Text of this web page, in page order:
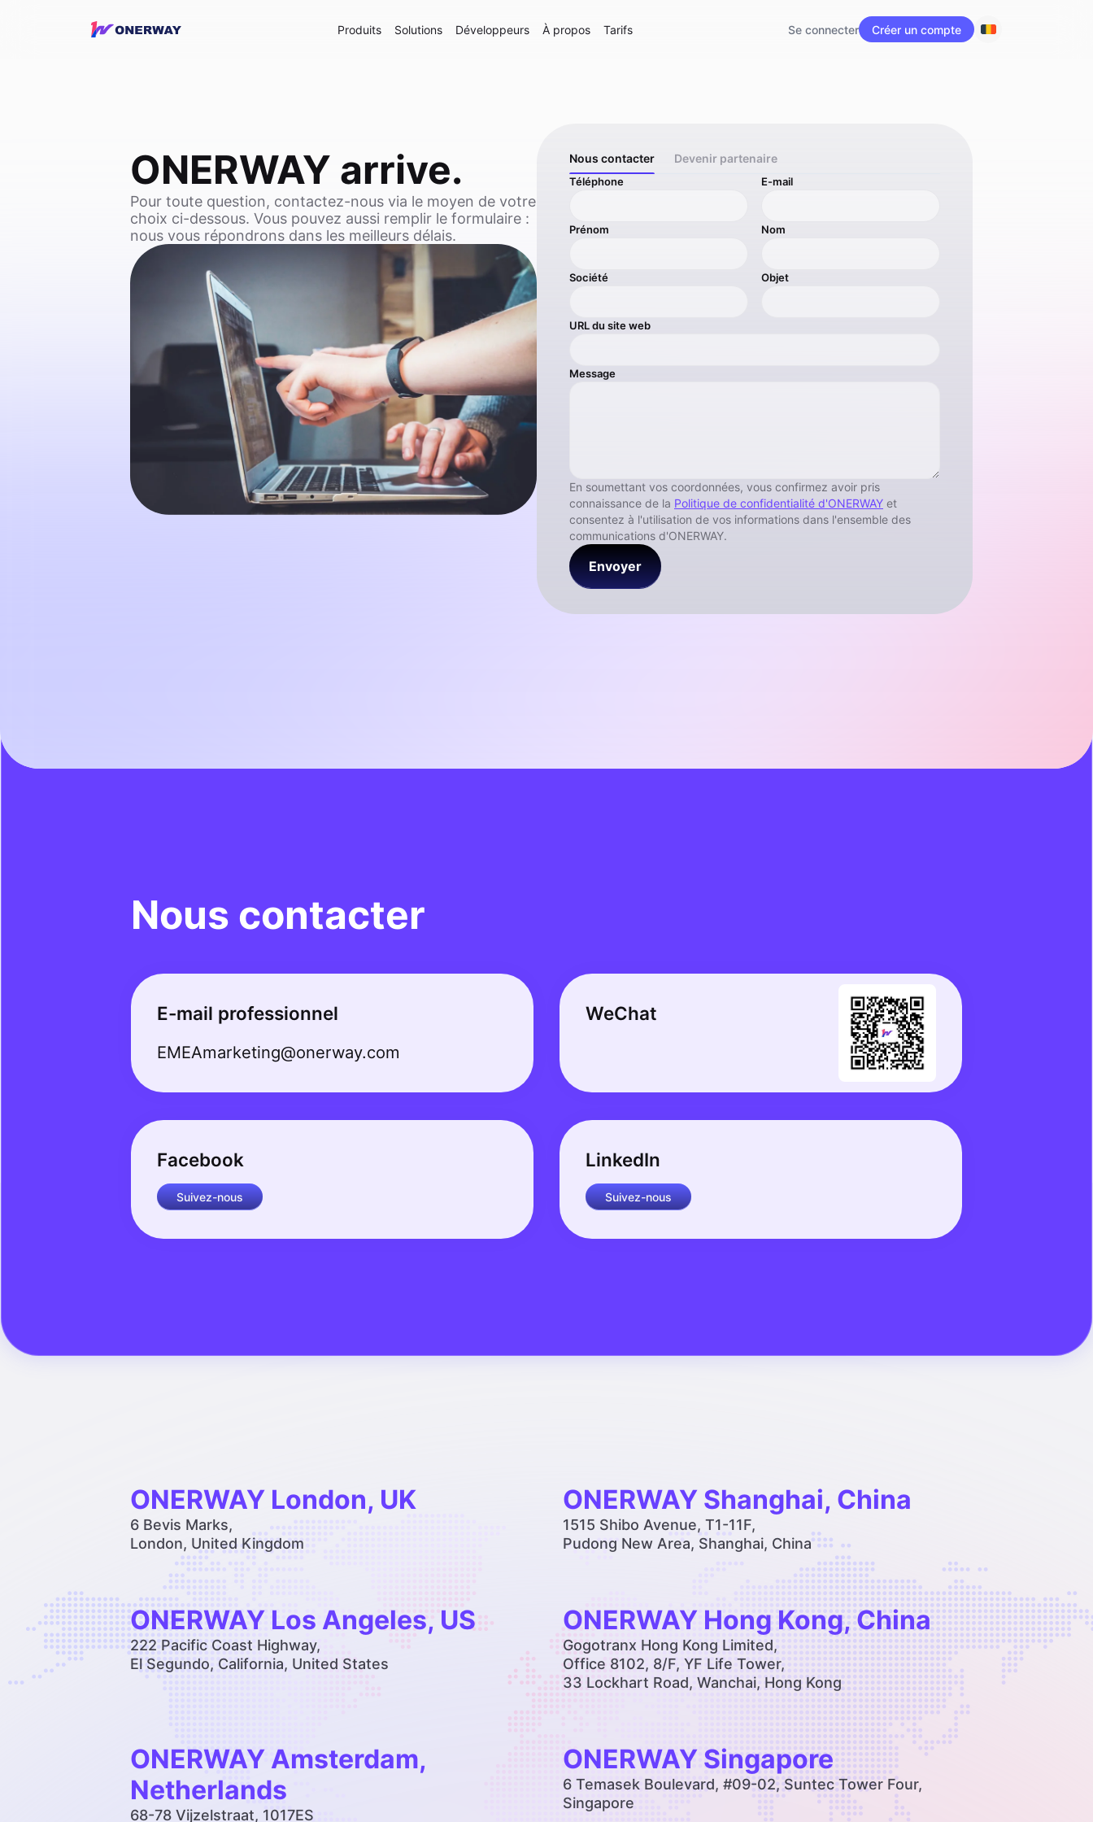
Produits Solutions Développeurs À propos Tarifs Se connecter Créer un compte
ONERWAY arrive.
Pour toute question, contactez-nous via le moyen de votre
choix ci-dessous. Vous pouvez aussi remplir le formulaire :
nous vous répondrons dans les meilleurs délais.
Nous contacter Devenir partenaire
Téléphone E-mail
Prénom Nom
Société Objet
URL du site web
Message
En soumettant vos coordonnées, vous confirmez avoir pris
connaissance de la Politique de confidentialité d'ONERWAY et
consentez à l'utilisation de vos informations dans l'ensemble des
communications d'ONERWAY.
Envoyer
Nous contacter
E-mail professionnel
EMEAmarketing@onerway.com
WeChat
Facebook
Suivez-nous
LinkedIn
Suivez-nous
ONERWAY London, UK
6 Bevis Marks,
London, United Kingdom
ONERWAY Shanghai, China
1515 Shibo Avenue, T1-11F,
Pudong New Area, Shanghai, China
ONERWAY Los Angeles, US
222 Pacific Coast Highway,
El Segundo, California, United States
ONERWAY Hong Kong, China
Gogotranx Hong Kong Limited,
Office 8102, 8/F, YF Life Tower,
33 Lockhart Road, Wanchai, Hong Kong
ONERWAY Amsterdam,
Netherlands
68-78 Vijzelstraat, 1017ES
ONERWAY Singapore
6 Temasek Boulevard, #09-02, Suntec Tower Four,
Singapore